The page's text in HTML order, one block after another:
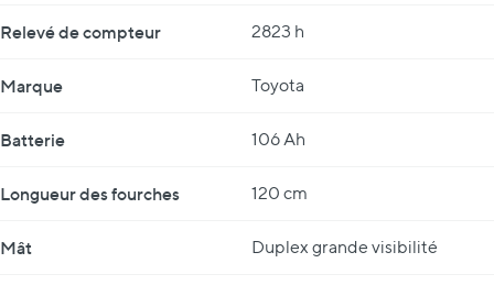
Relevé de compteur 2823 h
Marque Toyota
Batterie 106 Ah
Longueur des fourches 120 cm
Mât Duplex grande visibilité